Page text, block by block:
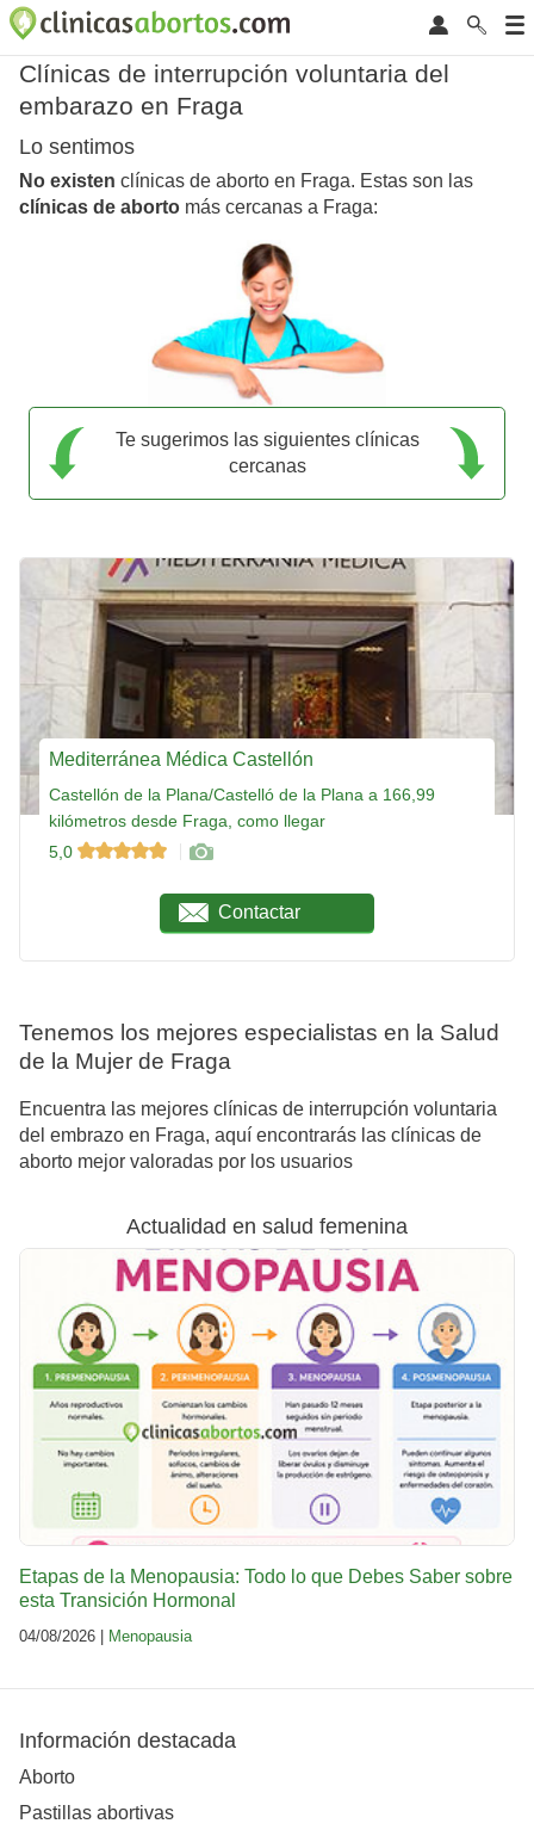
Clínicas de interrupción voluntaria del
embarazo en Fraga
Lo sentimos
No existen clínicas de aborto en Fraga. Estas son las
clínicas de aborto más cercanas a Fraga:
Te sugerimos las siguientes clínicas
cercanas
Mediterránea Médica Castellón
Castellón de la Plana/Castelló de la Plana a 166,99
kilómetros desde Fraga, como llegar
5,0
Contactar
Tenemos los mejores especialistas en la Salud
de la Mujer de Fraga
Encuentra las mejores clínicas de interrupción voluntaria
del embrazo en Fraga, aquí encontrarás las clínicas de
aborto mejor valoradas por los usuarios
Actualidad en salud femenina
Etapas de la Menopausia: Todo lo que Debes Saber sobre
esta Transición Hormonal
04/08/2026 | Menopausia
Información destacada
Aborto
Pastillas abortivas